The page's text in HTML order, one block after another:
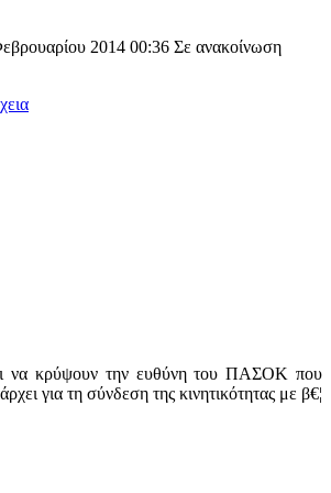
2014 00:36 Σε ανακοίνωση
να κρύψουν την ευθύνη του ΠΑΣΟΚ που
για τη σύνδεση της κινητικότητας με β€¦